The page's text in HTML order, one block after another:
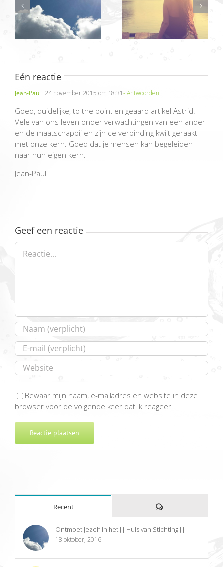
Eén reactie
Jean-Paul 24 november 2015 om 18:31- Antwoorden
Goed, duidelijke, to the point en geaard artikel Astrid.
Vele van ons leven onder verwachtingen van een ander
en de maatschappij en zijn de verbinding kwijt geraakt
met onze kern. Goed dat je mensen kan begeleiden
naar hun eigen kern.
Jean-Paul
Geef een reactie
Reactie
Bewaar mijn naam, e-mailadres en website in deze
browser voor de volgende keer dat ik reageer.
Recent Reacties
Ontmoet Jezelf in het Jij-Huis van Stichting Jij
18 oktober, 2016